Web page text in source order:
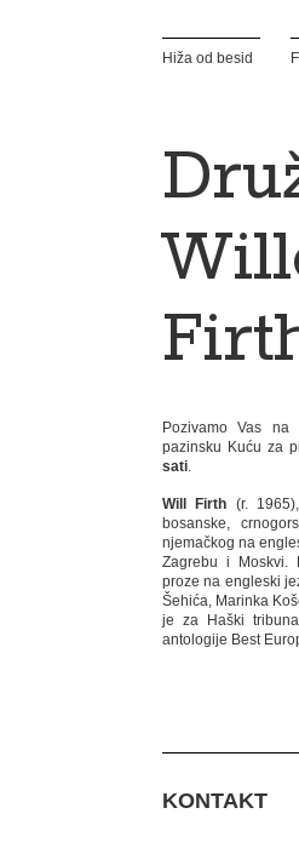
Hiža od besid
Pozivamo Vas
pazinsku Kuću za
sati.
Will Firth (r.
bosanske,
njemačkog na
Zagrebu i Moskvi.
proze na engleski
Šehića, Marinka
je za Haški
antologije Best
KONTAKT